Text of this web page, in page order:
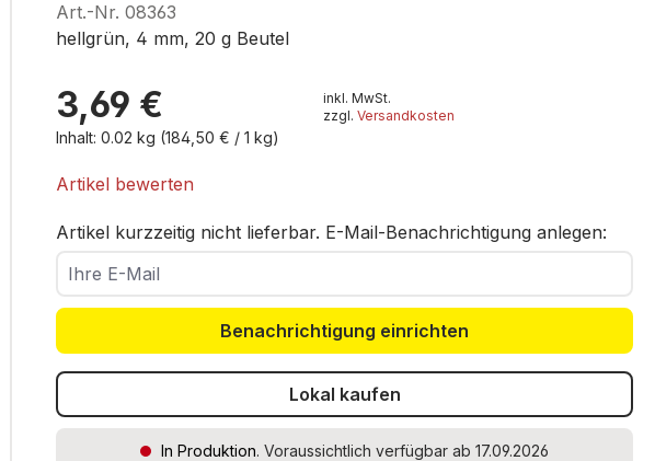
Art.-Nr.08363
hellgrün, 4 mm, 20 g Beutel
3,69 €
Inhalt:0.02 kg (184,50 € / 1 kg)
inkl. MwSt.
zzgl.Versandkosten
Artikel bewerten
Artikel kurzzeitig nicht lieferbar. E-Mail-Benachrichtigung anlegen:
Ihre E-Mail
Benachrichtigung einrichten
Lokal kaufen
In Produktion. Voraussichtlich verfügbar ab 17.09.2026